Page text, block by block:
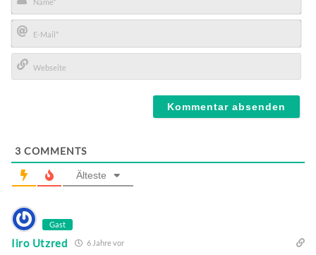
Name*
E-
Mail*
3 COMMENTS
Älteste
Gast
Iiro Utzred 6 Jahre vor